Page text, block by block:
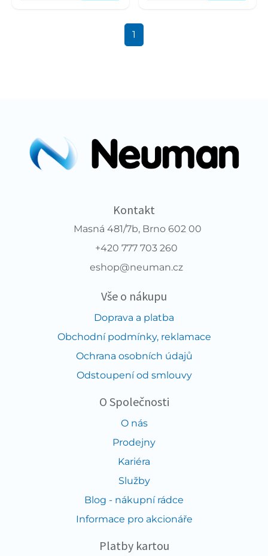
1
Kontakt
Masná 481/7b, Brno 602 00
+420 777 703 260
eshop@neuman.cz
Vše o nákupu
Doprava a platba
Obchodní podmínky, reklamace
Ochrana osobních údajů
Odstoupení od smlouvy
O Společnosti
O nás
Prodejny
Kariéra
Služby
Blog - nákupní rádce
Informace pro akcionáře
Platby kartou